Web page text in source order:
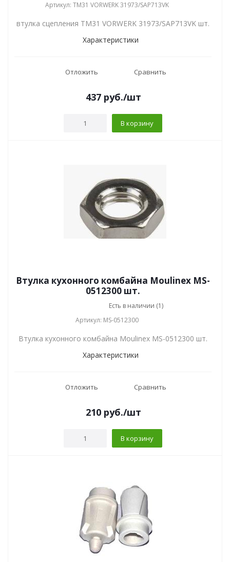
Артикул: TM31 VORWERK 31973/SAP713VK
втулка сцепления TM31 VORWERK 31973/SAP713VK шт.
Характеристики
Отложить Сравнить
437руб./шт
В корзину
Втулка кухонного комбайна Moulinex MS-
0512300 шт.
Есть в наличии (1)
Артикул: MS-0512300
Втулка кухонного комбайна Moulinex MS-0512300 шт.
Характеристики
Отложить Сравнить
210руб./шт
В корзину